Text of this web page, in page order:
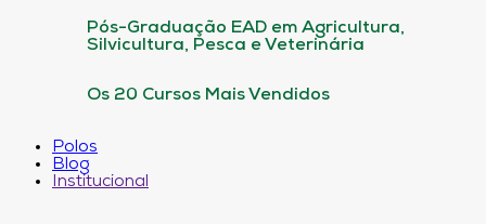
Pós-Graduação EAD em Agricultura,
Silvicultura, Pesca e Veterinária
Os 20 Cursos Mais Vendidos
Polos
Blog
Institucional